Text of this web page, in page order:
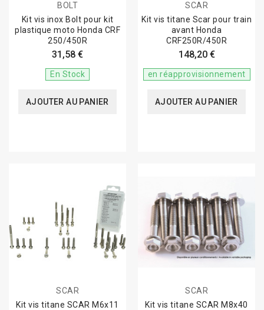
BOLT
Kit vis inox Bolt pour kit
plastique moto Honda CRF
250/450R
31,58 €
En Stock
AJOUTER AU PANIER
SCAR
Kit vis titane Scar pour train
avant Honda
CRF250R/450R
148,20 €
en réapprovisionnement
AJOUTER AU PANIER
SCAR
Kit vis titane SCAR M6x11
SCAR
Kit vis titane SCAR M8x40